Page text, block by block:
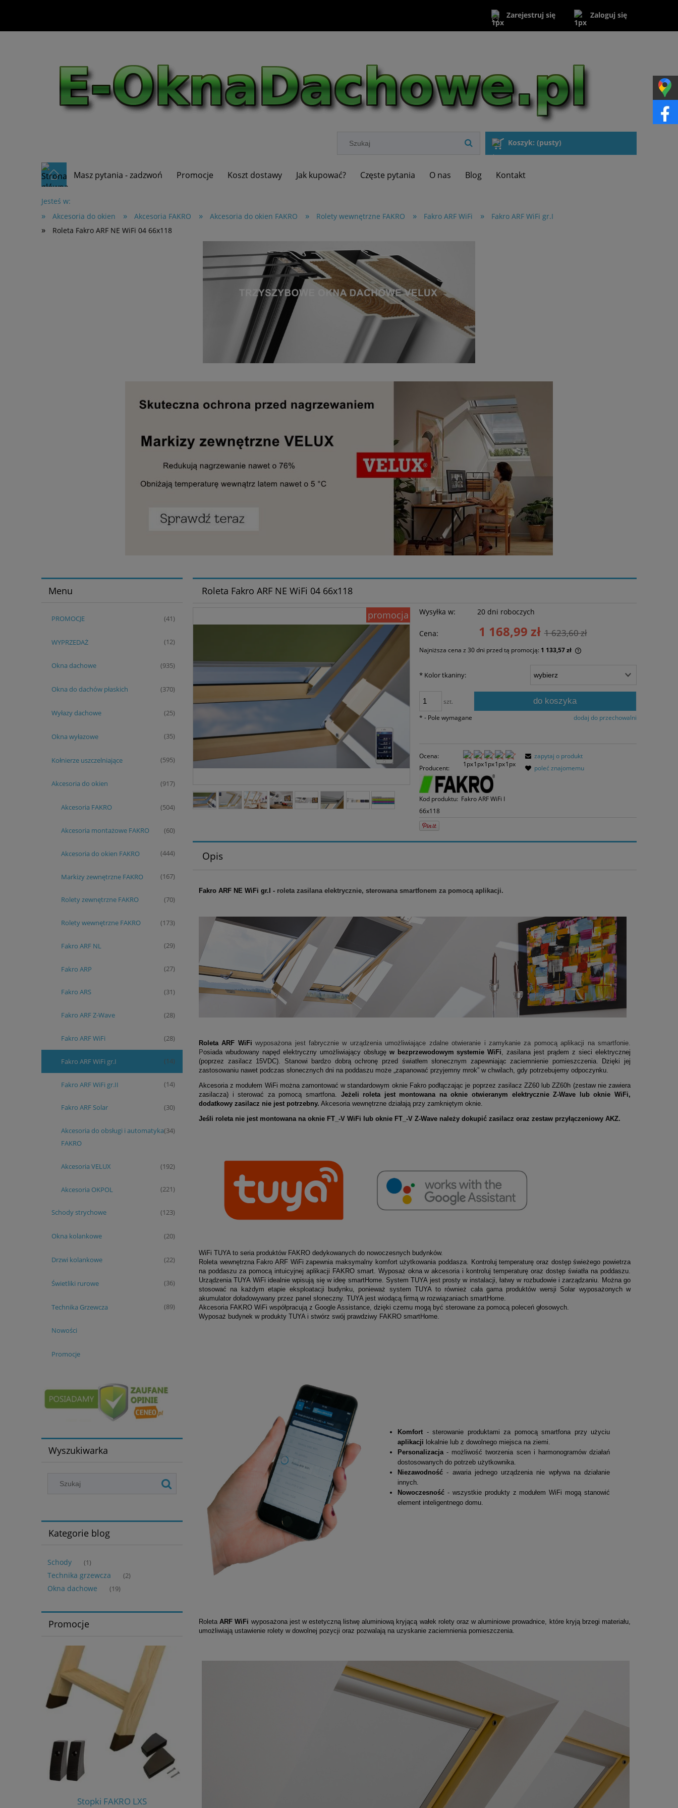
Zarejestruj się Zaloguj się
Koszyk: (pusty)
Masz pytania - zadzwoń Promocje Koszt dostawy Jak kupować? Częste pytania O nas Blog Kontakt
Jesteś w:
» Akcesoria do okien » Akcesoria FAKRO » Akcesoria do okien FAKRO » Rolety wewnętrzne FAKRO » Fakro ARF WiFi » Fakro ARF WiFi gr.I
» Roleta Fakro ARF NE WiFi 04 66x118
Menu
PROMOCJE (41)
WYPRZEDAŻ (12)
Okna dachowe (935)
Okna do dachów płaskich (370)
Wyłazy dachowe (25)
Okna wyłazowe (35)
Kołnierze uszczelniające (595)
Akcesoria do okien (917)
Akcesoria FAKRO (504)
Akcesoria montażowe FAKRO (60)
Akcesoria do okien FAKRO (444)
Markizy zewnętrzne FAKRO (167)
Rolety zewnętrzne FAKRO (70)
Rolety wewnętrzne FAKRO (173)
Fakro ARF NL (29)
Fakro ARP (27)
Fakro ARS (31)
Fakro ARF Z-Wave (28)
Fakro ARF WiFi (28)
Fakro ARF WiFi gr.I (14)
Fakro ARF WiFi gr.II (14)
Fakro ARF Solar (30)
Akcesoria do obsługi i automatyka
FAKRO
(34)
Akcesoria VELUX (192)
Akcesoria OKPOL (221)
Schody strychowe (123)
Okna kolankowe (20)
Drzwi kolankowe (22)
Świetliki rurowe (36)
Technika Grzewcza (89)
Nowości
Promocje
Wyszukiwarka
Kategorie blog
Schody (1)
Technika grzewcza (2)
Okna dachowe (19)
Promocje
Stopki FAKRO LXS
Roleta Fakro ARF NE WiFi 04 66x118
promocja
Wysyłka w: 20 dni roboczych
Cena: 1 168,99 zł 1 623,60 zł
Najniższa cena z 30 dni przed tą promocją: 1 133,57 zł
Jeżeli produkt jest sprzedawany krócej niż
30 dni, wyświetlana jest najniższa cena od
momentu, kiedy produkt pojawił się w
sprzedaży.
* Kolor tkaniny:
szt. do koszyka
dodaj do przechowalni
* - Pole wymagane
Ocena:
Producent:
Kod produktu: Fakro ARF WiFi I
66x118
zapytaj o produkt
poleć znajomemu
Opis
Fakro ARF NE WiFi gr.I - roleta zasilana elektrycznie, sterowana smartfonem za pomocą aplikacji.
Roleta ARF WiFiwyposażona jest fabrycznie w urządzenia umożliwiające zdalne otwieranie i zamykanie za pomocą aplikacji na smartfonie.
Posiada wbudowany napęd elektryczny umożliwiający obsługę w bezprzewodowym systemie WiFi , zasilana jest prądem z sieci elektrycznej
(poprzez zasilacz 15VDC). Stanowi bardzo dobrą ochronę przed światłem słonecznym zapewniając zaciemnienie pomieszczenia. Dzięki jej
zastosowaniu nawet podczas słonecznych dni na poddaszu może „zapanować przyjemny mrok” w chwilach, gdy potrzebujemy odpoczynku.
Akcesoria z modułem WiFi można zamontować w standardowym oknie Fakro podłączając je poprzez zasilacz ZZ60 lub ZZ60h (zestaw nie zawiera
zasilacza) i sterować za pomocą smartfona. Jeżeli roleta jest montowana na oknie otwieranym elektrycznie Z-Wave lub oknie WiFi,
dodatkowy zasilacz nie jest potrzebny. Akcesoria wewnętrzne działają przy zamkniętym oknie.
Jeśli roleta nie jest montowana na oknie FT_-V WiFi lub oknie FT_-V Z-Wave należy dokupić zasilacz oraz zestaw przyłączeniowy AKZ.
WiFi TUYA to seria produktów FAKRO dedykowanych do nowoczesnych budynków.
Roleta wewnętrzna Fakro ARF WiFi zapewnia maksymalny komfort użytkowania poddasza. Kontroluj temperaturę oraz dostęp świeżego powietrza
na poddaszu za pomocą intuicyjnej aplikacji FAKRO smart. Wyposaż okna w akcesoria i kontroluj temperaturę oraz dostęp światła na poddaszu.
Urządzenia TUYA WiFi idealnie wpisują się w ideę smartHome. System TUYA jest prosty w instalacji, łatwy w rozbudowie i zarządzaniu. Możnago
stosować na każdym etapie eksploatacji budynku, ponieważ system TUYA to również cała gama produktów wersji Solar wyposażonych w
akumulator doładowywany przez panel słoneczny. TUYA jest wiodącą firmą w rozwiązaniach smartHome.
Akcesoria FAKRO WiFi współpracują z Google Assistance, dzięki czemu mogą być sterowane za pomocą poleceń głosowych.
Wyposaż budynek w produkty TUYA i stwórz swój prawdziwy FAKRO smartHome.
Komfort - sterowanie produktami za pomocą smartfona przy użyciu
aplikacji lokalnie lub z dowolnego miejsca na ziemi.
Personalizacja- możliwość tworzenia scen i harmonogramów działań
dostosowanych do potrzeb użytkownika.
Niezawodność- awaria jednego urządzenia nie wpływa na działanie
innych.
Nowoczesność - wszystkie produkty z modułem WiFi mogą stanowić
element inteligentnego domu.
RoletaARF WiFi wyposażona jest w estetyczną listwę aluminiową kryjącą wałek rolety oraz w aluminiowe prowadnice, które kryją brzegi materiału,
umożliwiają ustawienie rolety w dowolnej pozycji oraz pozwalają na uzyskanie zaciemnienia pomieszczenia.